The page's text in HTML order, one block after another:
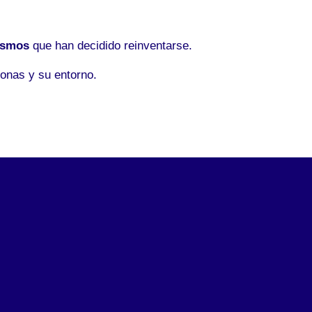
que han decidido reinventarse.
y su entorno.